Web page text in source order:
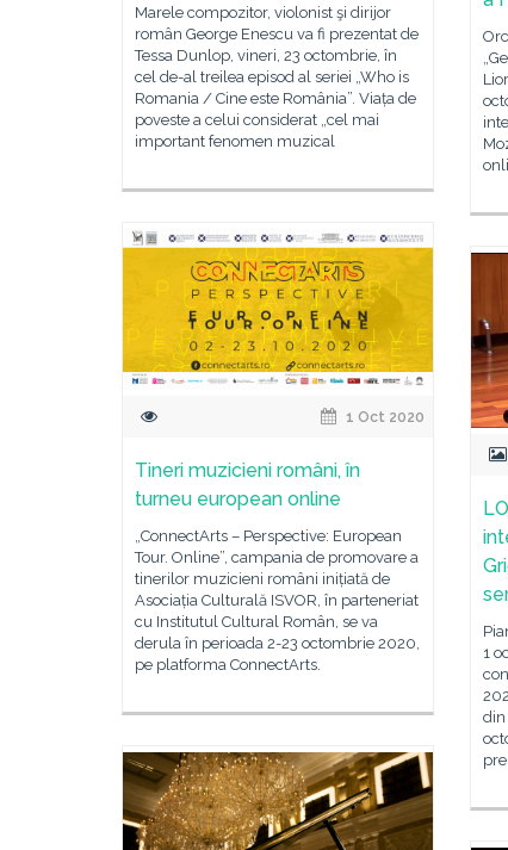
Marele compozitor, violonist şi dirijor
român George Enescu va fi prezentat de
Tessa Dunlop, vineri, 23 octombrie, în
cel de-al treilea episod al seriei „Who is
Romania / Cine este România”. Viața de
poveste a celui considerat „cel mai
important fenomen muzical
1 Oct 2020
Tineri muzicieni români, în
turneu european online
„ConnectArts – Perspective: European
Tour. Online”, campania de promovare a
tinerilor muzicieni români inițiată de
Asociația Culturală ISVOR, în parteneriat
cu Institutul Cultural Român, se va
derula în perioada 2-23 octombrie 2020,
pe platforma ConnectArts.
1
din